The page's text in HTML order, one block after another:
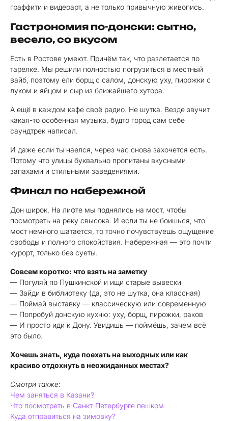
граффити и видеоарт, а не только привычную живопись.
Гастрономия по-донски: сытно,
весело, со вкусом
Есть в Ростове умеют. Причём так, что разлетается по
тарелке. Мы решили полностью погрузиться в местный
вайб, поэтому ели борщ с салом, донскую уху, пирожки с
луком и яйцом и сыр из ближайшего хутора.
А ещё в каждом кафе своё радио. Не шутка. Везде звучит
какая-то особенная музыка, будто город сам себе
саундтрек написал.
И даже если ты наелся, через час снова захочется есть.
Потому что улицы буквально пропитаны вкусными
запахами и стильными заведениями.
Финал по набережной
Дон широк. На лифте мы поднялись на мост, чтобы
посмотреть на реку свысока. И если ты не боишься, что
мост немного шатается, то точно почувствуешь ощущение
свободы и полного спокойствия. Набережная — это почти
курорт, только без суеты.
Совсем коротко: что взять на заметку
— Погуляй по Пушкинской и ищи старые вывески
— Зайди в библиотеку (да, это не шутка, она классная)
— Поймай выставку — классическую или современную
— Попробуй донскую кухню: уху, борщ, пирожки, раков
— И просто иди к Дону. Увидишь — поймёшь, зачем всё
это было.
Хочешь знать, куда поехать на выходных или как
красиво отдохнуть в неожиданных местах?
Смотри также:
Чем заняться в Казани?
Что посмотреть в Санкт-Петербурге пешком
Куда отправиться на зимовку?